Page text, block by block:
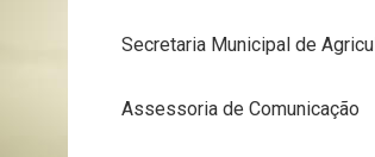
Secretaria Municipal de
Assessoria de Comunicação